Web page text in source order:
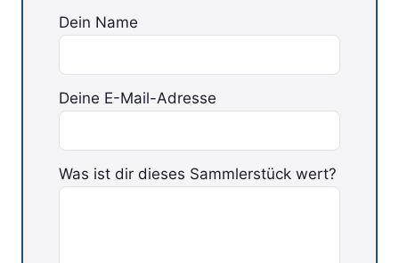
Dein Name
Deine E-Mail-Adresse
Bitte lasse dieses Feld leer.
Was ist dir dieses Sammlerstück wert?